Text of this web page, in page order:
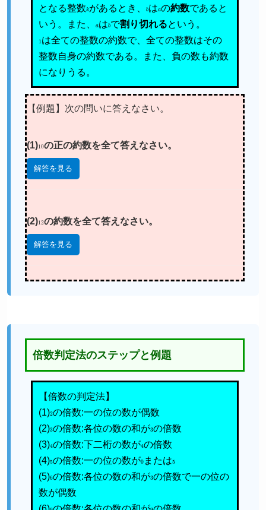
となる整数kがあるとき、 bは aの約数であると
いう。また、
はbで割り切れるという。
1 は全ての整数の約数で、全ての整数はその
整数自身の約数である。また、負の数も約数
になりうる。
【例題】次の問いに答えなさい。
(1)10の正の約数を全て答えなさい。
解答を見る
(2)12の約数を全て答えなさい。
解答を見る
倍数判定法のステップと例題
【倍数の判定法】
(1)2の倍数:一の位の数が偶数
(2)3の倍数:各位の数の和が3の倍数
(3) の倍数:下二桁の数が4 の倍数
(4)5の倍数:一の位の数が0または5
(5)6の倍数:各位の数の和が3の倍数で一の位の
数が偶数
9 9